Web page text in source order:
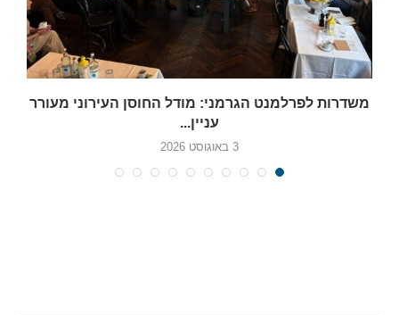
משדרות לפרלמנט הגרמני: מודל החוסן העירוני מעורר
עניין...
3 באוגוסט 2026